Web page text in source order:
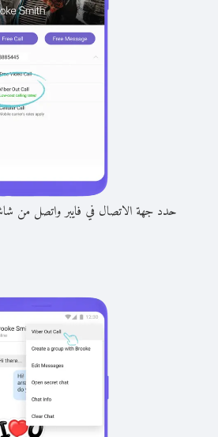
حدد جهة الاتصال في فايبر واتصل من